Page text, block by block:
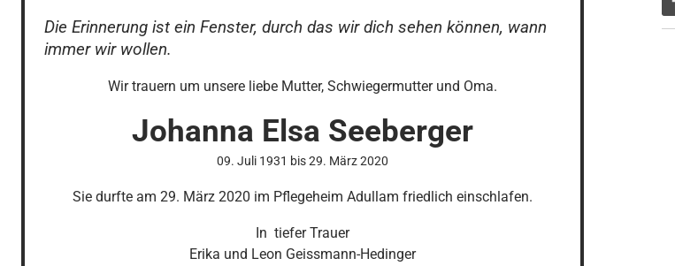
Die Erinnerung ist ein Fenster, durch das wir dich sehen können, wann
immer wir wollen.
Wir trauern um unsere liebe Mutter, Schwiegermutter und Oma.
Johanna Elsa Seeberger
09. Juli 1931 bis29. März 2020
Sie durfte am 29. März 2020 im Pflegeheim Adullam friedlich einschlafen.
In  tiefer Trauer
Erika und Leon Geissmann-Hedinger